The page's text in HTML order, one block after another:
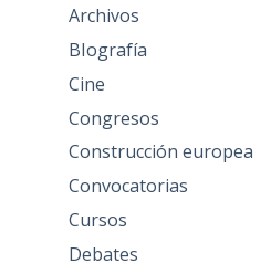
Archivos
BIografía
Cine
Congresos
Construcción europea
Convocatorias
Cursos
Debates